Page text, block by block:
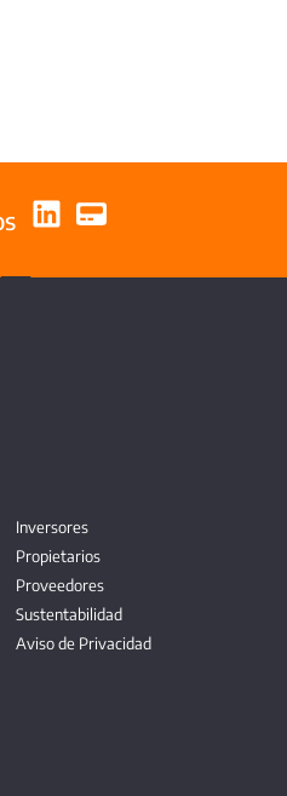
Inversores
Propietarios
Proveedores
Sustentabilidad
Aviso de Privacidad